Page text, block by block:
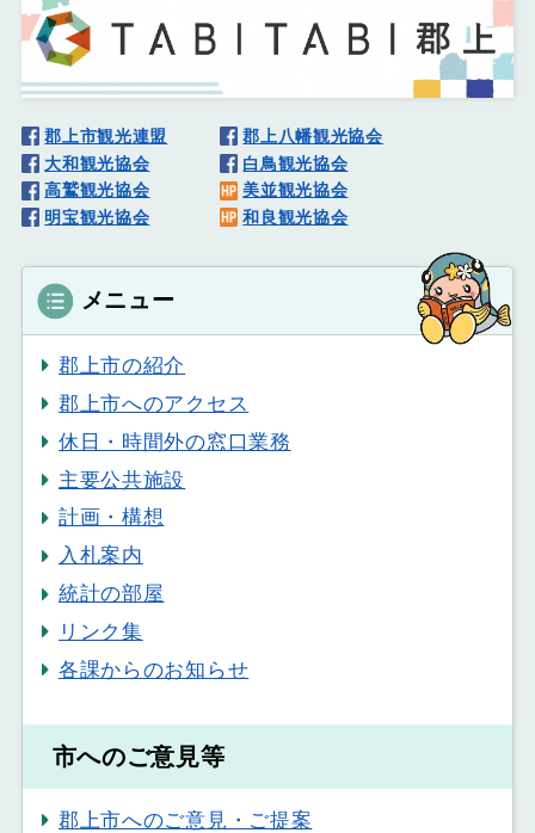
郡上市観光連盟
郡上八幡観光協会
大和観光協会
白鳥観光協会
高鷲観光協会
美並観光協会
明宝観光協会
和良観光協会
メニュー
郡上市の紹介
郡上市へのアクセス
休日・時間外の窓口業務
主要公共施設
計画・構想
入札案内
統計の部屋
リンク集
各課からのお知らせ
市へのご意見等
郡上市へのご意見・ご提案